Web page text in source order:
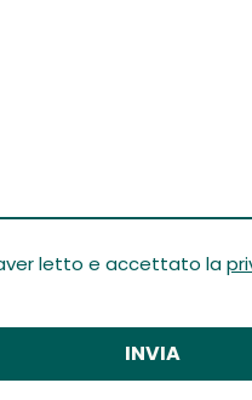
letto e accettato la